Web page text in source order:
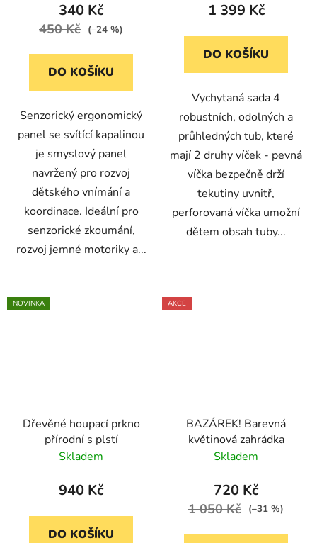
340 Kč
450 Kč (–24 %)
DO KOŠÍKU
Senzorický ergonomický
panel se svítící kapalinou
je smyslový panel
navržený pro rozvoj
dětského vnímání a
koordinace. Ideální pro
senzorické zkoumání,
rozvoj jemné motoriky a...
1 399 Kč
DO KOŠÍKU
Vychytaná sada 4
robustních, odolných a
průhledných tub, které
mají 2 druhy víček - pevná
víčka bezpečně drží
tekutiny uvnitř,
perforovaná víčka umožní
dětem obsah tuby...
NOVINKA
Dřevěné houpací prkno
přírodní s plstí
Skladem
940 Kč
DO KOŠÍKU
AKCE
BAZÁREK! Barevná
květinová zahrádka
Skladem
720 Kč
1 050 Kč (–31 %)